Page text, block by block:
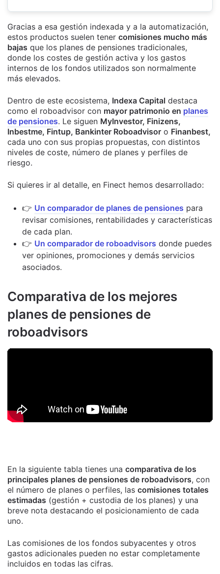
Gracias a esa gestión indexada y a la automatización,
estos productos suelen tener comisiones mucho más
bajas que los planes de pensiones tradicionales,
donde los costes de gestión activa y los gastos
internos de los fondos utilizados son normalmente
más elevados.
Dentro de este ecosistema, Indexa Capital destaca
como el roboadvisor con mayor patrimonio en planes
de pensiones. Le siguen MyInvestor, Finizens,
Inbestme, Fintup, Bankinter Roboadvisor o Finanbest,
cada uno con sus propias propuestas, con distintos
niveles de coste, número de planes y perfiles de
riesgo.
Si quieres ir al detalle, en Finect hemos desarrollado:
👉 Un comparador de planes de pensiones para
revisar comisiones, rentabilidades y características
de cada plan.
👉 Un comparador de roboadvisors donde puedes
ver opiniones, promociones y demás servicios
asociados.
Comparativa de los mejores
planes de pensiones de
roboadvisors
En la siguiente tabla tienes una comparativa de los
principales planes de pensiones de roboadvisors, con
el número de planes o perfiles, las comisiones totales
estimadas (gestión + custodia de los planes) y una
breve nota destacando el posicionamiento de cada
uno.
Las comisiones de los fondos subyacentes y otros
gastos adicionales pueden no estar completamente
incluidos en todas las cifras.